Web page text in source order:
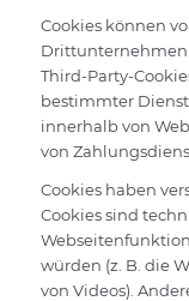
Cookies können
Drittunternehmen
Third-Party-
bestimmter
innerhalb von
von
Cookies haben
Cookies sind
würden (z. B. die
von Videos).